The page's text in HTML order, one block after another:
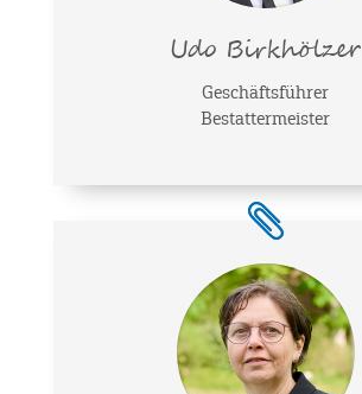
Udo Birkhölzer
Geschäftsführer
Bestattermeister